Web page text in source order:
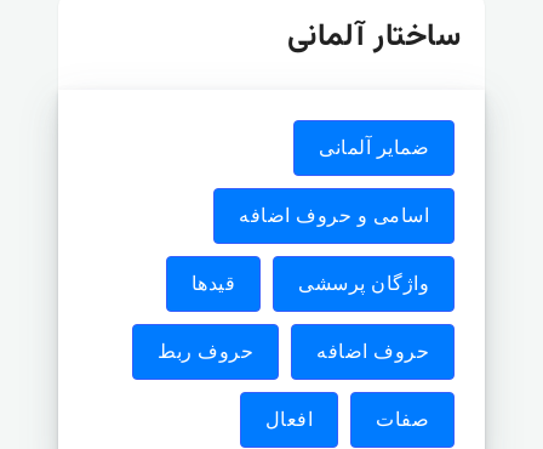
ساختار آلمانی
ضمایر آلمانی
اسامی و حروف اضافه
واژگان پرسشی قیدها
حروف اضافه حروف ربط
صفات افعال